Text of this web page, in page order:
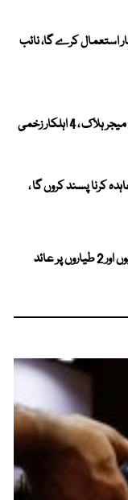
استعمال کرے گا، نائب
کرنا پسند کروں گا ،
امریکا نے ایران سے منسلک 3 کمپنیوں اور 2 طیاروں پر عائد